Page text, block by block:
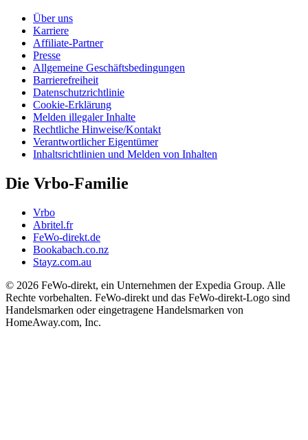
Über uns
Karriere
Affiliate-Partner
Presse
Allgemeine Geschäftsbedingungen
Barrierefreiheit
Datenschutzrichtlinie
Cookie-Erklärung
Melden illegaler Inhalte
Rechtliche Hinweise/Kontakt
Verantwortlicher Eigentümer
Inhaltsrichtlinien und Melden von Inhalten
Die Vrbo-Familie
Vrbo
Abritel.fr
FeWo-direkt.de
Bookabach.co.nz
Stayz.com.au
© 2026 FeWo-direkt, ein Unternehmen der Expedia Group. Alle
Rechte vorbehalten. FeWo-direkt und das FeWo-direkt-Logo sind
Handelsmarken oder eingetragene Handelsmarken von
HomeAway.com, Inc.